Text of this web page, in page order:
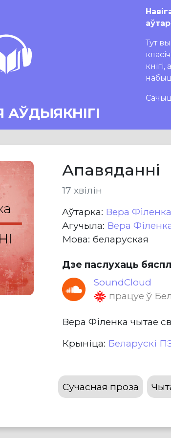
АЎДЫЯКНІГІ
Тут
Апавяданні
17 хвілін
Aўтарка: Вера Філенка
Агучыла: Вера
Мова: беларуская
Дзе паслухаць
SoundCloud
працуе ў
Вера Філенка чытае
Крыніца: Беларускі
Сучасная проза